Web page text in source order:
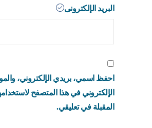
البريد الإلكترونى
احفظ اسمي، بريدي الإلكتروني،
الإلكتروني في هذا المتصفح
المقبلة في تعليقي.